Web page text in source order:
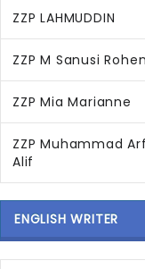
ZZP LAHMUDDIN
ZZP M Sanusi
ZZP Mia Marianne
ZZP Muhammad
Alif
ENGLISH WRITER